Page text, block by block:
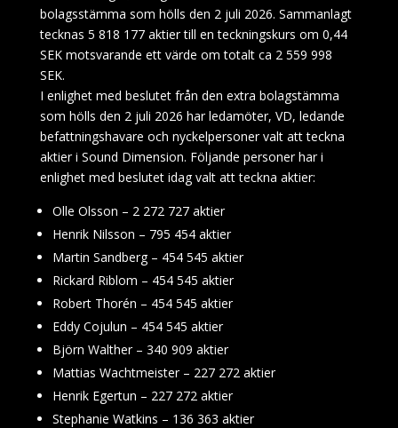
bolagsstämma som hölls den 2 juli 2026. Sammanlagt
tecknas 5 818 177 aktier till en teckningskurs om 0,44
SEK motsvarande ett värde om totalt ca 2 559 998
SEK.
I enlighet med beslutet från den extra bolagstämma
som hölls den 2 juli 2026 har ledamöter, VD, ledande
befattningshavare och nyckelpersoner valt att teckna
aktier i Sound Dimension. Följande personer har i
enlighet med beslutet idag valt att teckna aktier:
Olle Olsson – 2 272 727 aktier
Henrik Nilsson – 795 454 aktier
Martin Sandberg – 454 545 aktier
Rickard Riblom – 454 545 aktier
Robert Thorén – 454 545 aktier
Eddy Cojulun – 454 545 aktier
Björn Walther – 340 909 aktier
Mattias Wachtmeister – 227 272 aktier
Henrik Egertun – 227 272 aktier
Stephanie Watkins – 136 363 aktier